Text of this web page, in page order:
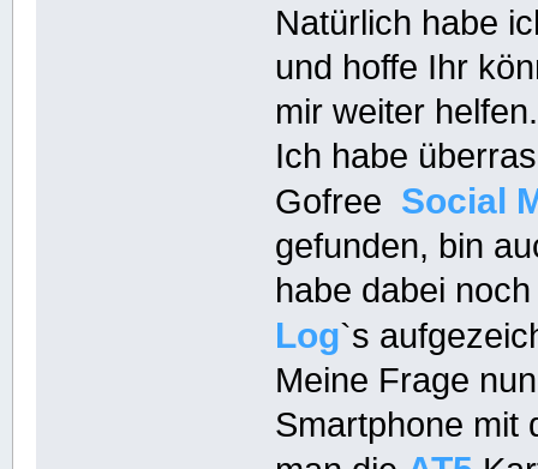
Natürlich habe
und hoffe Ihr
mir weiter helfen.
Ich habe
Gofree Social
gefunden, bin
habe dabei
Log`s
Meine Frage
Smartphone mit